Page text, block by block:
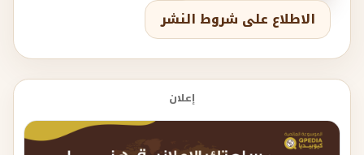
الاطلاع على شروط النشر
إعلان